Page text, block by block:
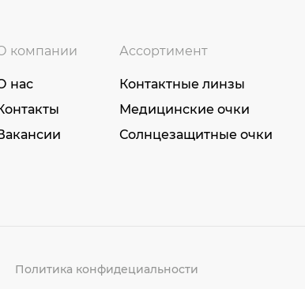
компании
нас
Ассортимент
Контактные линзы
Медицинские очки
Солнцезащитные очки
Политика конфидециальности